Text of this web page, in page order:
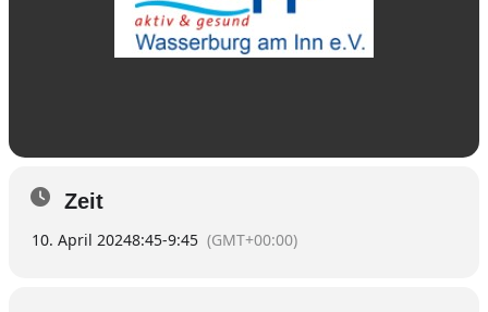
Zeit
10. April 20248:45-9:45 (GMT+00:00)